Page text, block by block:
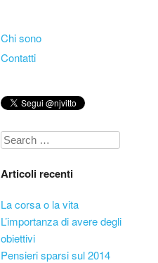
Menu
Skip to content
Chi sono
Contatti
Search
Articoli recenti
La corsa o la vita
L’importanza di avere degli
obiettivi
Pensieri sparsi sul 2014